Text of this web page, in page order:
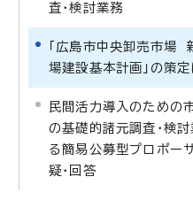
査・検討業務
「広島市中央卸売市場
場建設基本計画」の策
民間活力導入のための
の基礎的諸元調査・検
る簡易公募型プロポー
疑・回答